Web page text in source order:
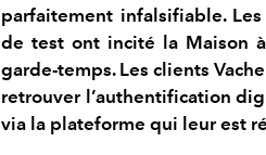
parfaitement infalsifiable.
de test ont incité la Maison
garde-temps. Les clients
retrouver l’authentification
via la plateforme qui leur est